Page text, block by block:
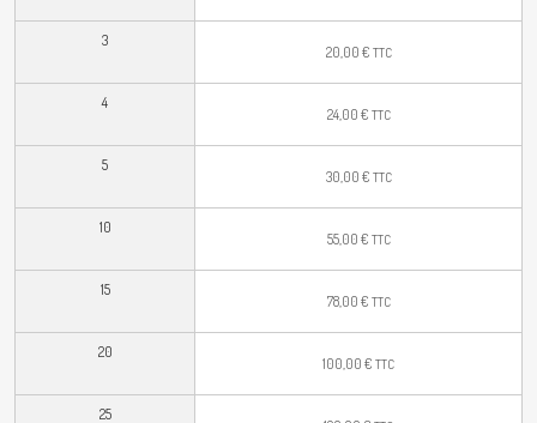
3
20,00€ TTC
4
24,00€ TTC
5
30,00€ TTC
10
55,00€ TTC
15
78,00€ TTC
20
100,00€ TTC
25